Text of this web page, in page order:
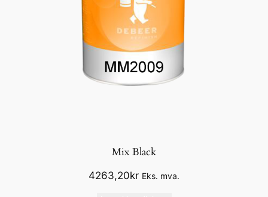
Mix Black
4263,20kr Eks. mva.